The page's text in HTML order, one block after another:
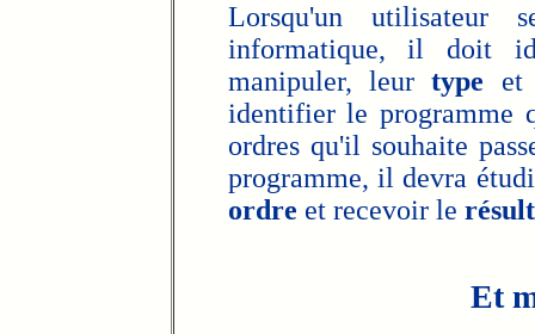
Lorsqu'un utilisateur
informatique, il doit
manipuler, leurtype
identifier le programme
ordres qu'il souhaite
programme, il devra
ordre et recevoir le
Et